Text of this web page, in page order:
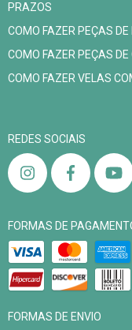
PRAZOS
COMO FAZER PEÇAS DE
COMO FAZER PEÇAS DE
COMO FAZER VELAS
REDES SOCIAIS
FORMAS DE
FORMAS DE ENVIO